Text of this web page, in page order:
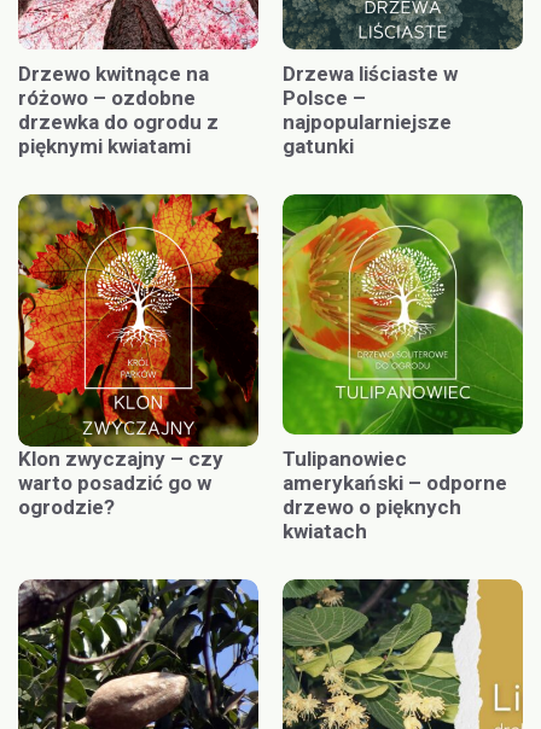
Drzewo kwitnące na
różowo – ozdobne
drzewka do ogrodu z
pięknymi kwiatami
Drzewa liściaste w
Polsce –
najpopularniejsze
gatunki
Klon zwyczajny – czy
warto posadzić go w
ogrodzie?
Tulipanowiec
amerykański – odporne
drzewo o pięknych
kwiatach